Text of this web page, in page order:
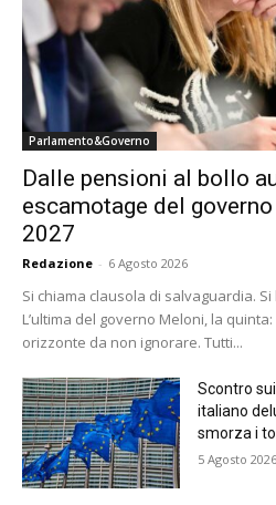
Parlamento&Governo
Dalle pensioni al bollo
escamotage del
2027
Redazione - 6 Agosto 2026
Si chiama clausola di salvaguardia.
L’ultima del governo Meloni, la
orizzonte da non ignorare. Tutti...
Scontro
italiano
smorza i
5 Agosto 2026